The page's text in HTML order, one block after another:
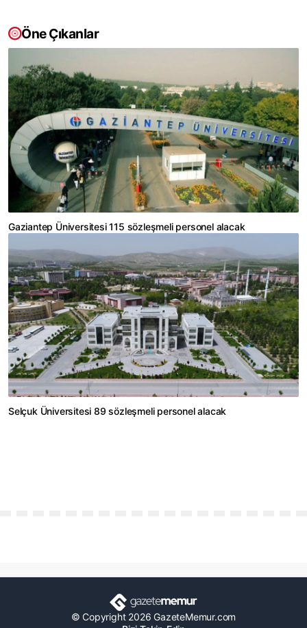
Öne Çıkanlar
Gaziantep Üniversitesi 115 sözleşmeli personel alacak
Selçuk Üniversitesi 89 sözleşmeli personel alacak
© Copyright 2026 GazeteMemur.com